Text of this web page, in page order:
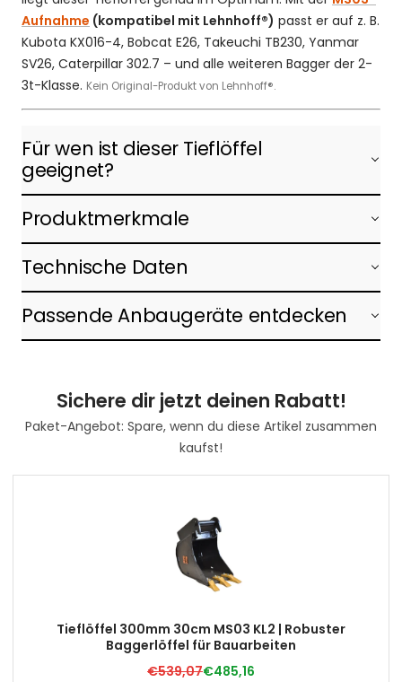
Aufnahme (kompatibel mit Lehnhoff®) passt er auf z. B.
Kubota KX016-4, Bobcat E26, Takeuchi TB230, Yanmar
SV26, Caterpillar 302.7 – und alle weiteren Bagger der 2-
3t-Klasse. Kein Original-Produkt von Lehnhoff®.
Für wen ist dieser Tieflöffel
geeignet?
Produktmerkmale
Technische Daten
Passende Anbaugeräte entdecken
Sichere dir jetzt deinen Rabatt!
Paket-Angebot: Spare, wenn du diese Artikel zusammen
kaufst!
Tieflöffel 300mm 30cm MS03 KL2 | Robuster
Baggerlöffel für Bauarbeiten
€539,07€485,16